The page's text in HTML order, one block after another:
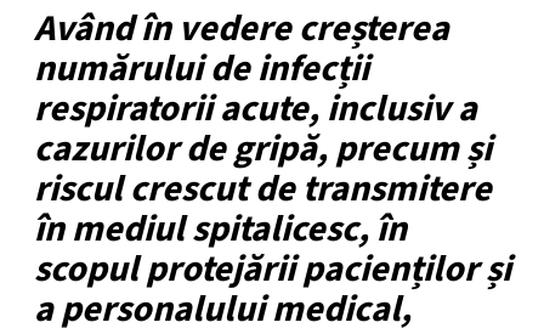
Având în vedere creșterea
numărului de infecții
respiratorii acute, inclusiv a
cazurilor de gripă, precum și
riscul crescut de transmitere
în mediul spitalicesc, în
scopul protejării pacienților și
a personalului medical,